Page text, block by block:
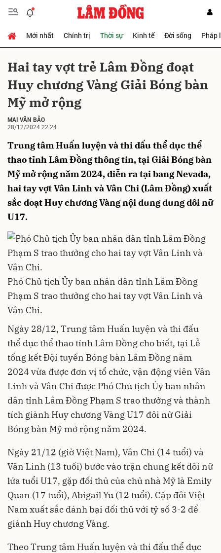
Mới nhất Chính trị Thời sự Kinh tế Đời sống Pháp
Hai tay vợt trẻ Lâm Đồng đoạt
Huy chương Vàng Giải Bóng bàn
Mỹ mở rộng
MAI VĂN BẢO
28/12/2024 22:24
Trung tâm Huấn luyện và thi đấu thể dục thể
thao tỉnh Lâm Đồng thông tin, tại Giải Bóng bàn
Mỹ mở rộng năm 2024, diễn ra tại bang Nevada,
hai tay vợt Vân Linh và Vân Chi (Lâm Đồng) xuất
sắc đoạt Huy chương Vàng nội dung dung đôi nữ
U17.
Phó Chủ tịch Ủy ban nhân dân tỉnh Lâm Đồng
Phạm S trao thưởng cho hai tay vợt Vân Linh và
Vân Chi.
Ngày 28/12, Trung tâm Huấn luyện và thi đấu
thể dục thể thao tỉnh Lâm Đồng cho biết, tại Lễ
tổng kết Đội tuyển Bóng bàn Lâm Đồng năm
2024 vừa được đơn vị tổ chức, vận động viên Vân
Linh và Vân Chi được Phó Chủ tịch Ủy ban nhân
dân tỉnh Lâm Đồng Phạm S trao thưởng và thành
tích giành Huy chương Vàng U17 đôi nữ Giải
Bóng bàn Mỹ mở rộng năm 2024.
Ngày 21/12 (giờ Việt Nam), Vân Chi (14 tuổi) và
Vân Linh (13 tuổi) bước vào trận chung kết đôi nữ
lứa tuổi U17, gặp đối thủ của chủ nhà Mỹ là Emily
Quan (17 tuổi), Abigail Yu (12 tuổi). Cặp đôi Việt
Nam xuất sắc đánh bại đối thủ với tỷ số 3-2 để
giành Huy chương Vàng.
Theo Trung tâm Huấn luyện và thi đấu thể dục
Gửi bình luận
Hủy Gửi